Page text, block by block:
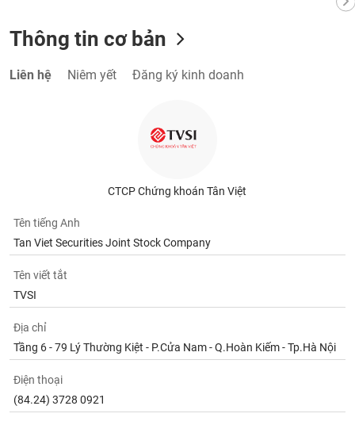
Thông tin cơ bản
Liên hệ Niêm yết Đăng ký kinh doanh
CTCP Chứng khoán Tân Việt
Tên tiếng Anh
Tan Viet Securities Joint Stock Company
Tên viết tắt
TVSI
Địa chỉ
Tầng 6 - 79 Lý Thường Kiệt - P.Cửa Nam - Q.Hoàn Kiếm - Tp.Hà Nội
Điện thoại
(84.24) 3728 0921